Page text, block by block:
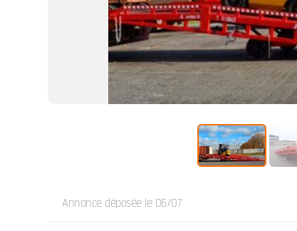
Annonce déposée le 06/07